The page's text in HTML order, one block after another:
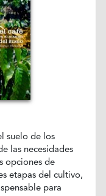
suelo de los
las necesidades
opciones de
etapas del cultivo,
para